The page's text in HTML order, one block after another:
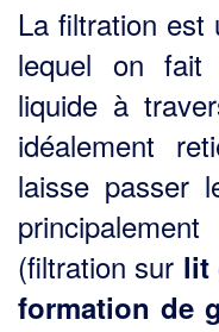
La filtration est
lequel on fait
liquide à
idéalement
laisse passer
(filtration sur lit
formation de